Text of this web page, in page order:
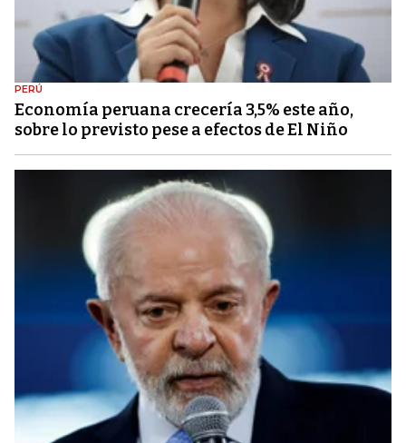
PERÚ
Economía peruana crecería 3,5% este año,
sobre lo previsto pese a efectos de El Niño